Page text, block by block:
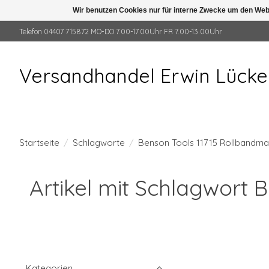
Telefon 04407 715872 MO-DO 7.00-17.00Uhr FR 7.00-13.00Uhr
Versandhandel Erwin
Startseite / Schlagworte / Benson Tools 11715
Artikel mit Schlagwort
Wir benutzen Cookies nur für interne Zwecke um den